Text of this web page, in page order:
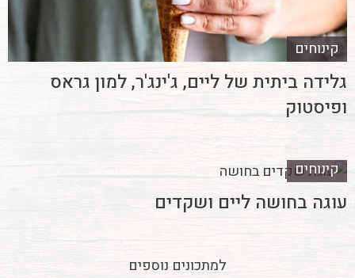
קינוחים
גלידה ביתית של ליים, ג'ינג'ר, למון גראס
ופיסטוק
קינוחים
עוגה בחושה ליים ושקדים
למתכונים נוספים